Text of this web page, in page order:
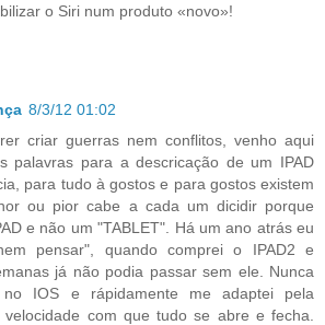
o Siri num produto «novo»!
8/3/12 01:02
criar guerras nem conflitos, venho aqui
palavras para a descricação de um IPAD
para tudo à gostos e para gostos existem
ou pior cabe a cada um dicidir porque
e não um "TABLET". Há um ano atrás eu
pensar", quando comprei o IPAD2 e
já não podia passar sem ele. Nunca
IOS e rápidamente me adaptei pela
velocidade com que tudo se abre e fecha.